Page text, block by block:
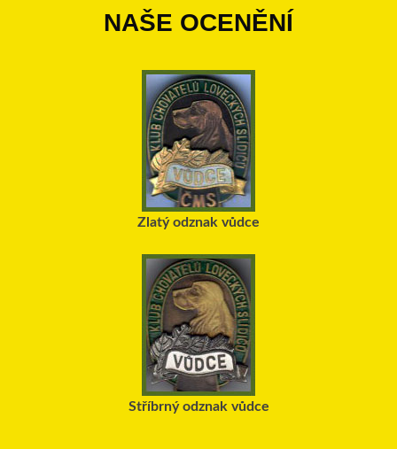
NAŠE OCENĚNÍ
Zlatý odznak vůdce
Stříbrný odznak vůdce